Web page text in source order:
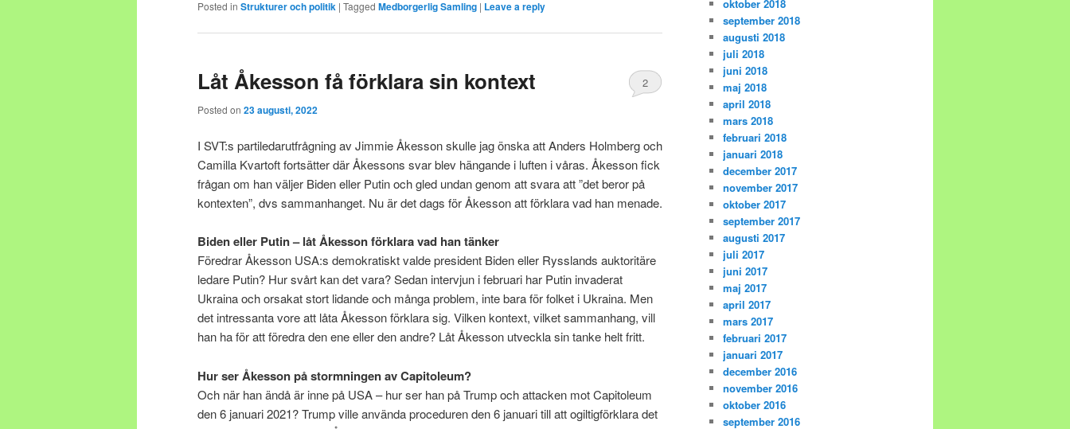
Posted in Strukturer och politik | Tagged Medborgerlig Samling | Leave a reply
Låt Åkesson få förklara sin kontext
Posted on 23 augusti, 2022
2
I SVT:s partiledarutfrågning av Jimmie Åkesson skulle jag önska att Anders Holmberg och
Camilla Kvartoft fortsätter där Åkessons svar blev hängande i luften i våras. Åkesson fick
frågan om han väljer Biden eller Putin och gled undan genom att svara att ”det beror på
kontexten”, dvs sammanhanget. Nu är det dags för Åkesson att förklara vad han menade.
Biden eller Putin – låt Åkesson förklara vad han tänker
Föredrar Åkesson USA:s demokratiskt valde president Biden eller Rysslands auktoritäre
ledare Putin? Hur svårt kan det vara? Sedan intervjun i februari har Putin invaderat
Ukraina och orsakat stort lidande och många problem, inte bara för folket i Ukraina. Men
det intressanta vore att låta Åkesson förklara sig. Vilken kontext, vilket sammanhang, vill
han ha för att föredra den ene eller den andre? Låt Åkesson utveckla sin tanke helt fritt.
Hur ser Åkesson på stormningen av Capitoleum?
Och när han ändå är inne på USA – hur ser han på Trump och attacken mot Capitoleum
den 6 januari 2021? Trump ville använda proceduren den 6 januari till att ogiltigförklara det
oktober 2018
september 2018
augusti 2018
juli 2018
juni 2018
maj 2018
april 2018
mars 2018
februari 2018
januari 2018
december 2017
november 2017
oktober 2017
september 2017
augusti 2017
juli 2017
juni 2017
maj 2017
april 2017
mars 2017
februari 2017
januari 2017
december 2016
november 2016
oktober 2016
september 2016